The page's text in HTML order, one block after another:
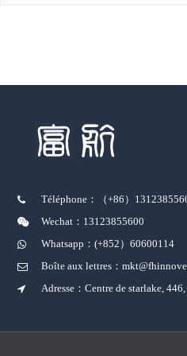
Téléphone：（+86）
Wechat：13123855600
Whatsapp：(+852）60600114
Boîte aux lettres：
Adresse：Centre de starlake,